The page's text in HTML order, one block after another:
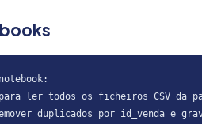
ler todos os ficheiros CSV da
duplicados por id_venda e